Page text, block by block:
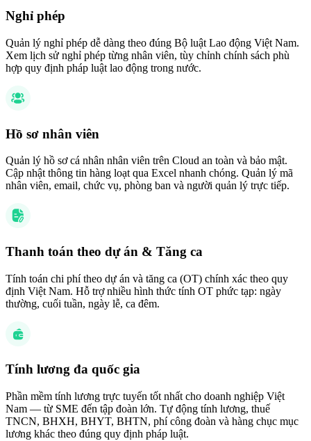
Nghỉ phép
Quản lý nghỉ phép dễ dàng theo đúng Bộ luật Lao động Việt Nam.
Xem lịch sử nghỉ phép từng nhân viên, tùy chỉnh chính sách phù
hợp quy định pháp luật lao động trong nước.
Hồ sơ nhân viên
Quản lý hồ sơ cá nhân nhân viên trên Cloud an toàn và bảo mật.
Cập nhật thông tin hàng loạt qua Excel nhanh chóng. Quản lý mã
nhân viên, email, chức vụ, phòng ban và người quản lý trực tiếp.
Thanh toán theo dự án & Tăng ca
Tính toán chi phí theo dự án và tăng ca (OT) chính xác theo quy
định Việt Nam. Hỗ trợ nhiều hình thức tính OT phức tạp: ngày
thường, cuối tuần, ngày lễ, ca đêm.
Tính lương đa quốc gia
Phần mềm tính lương trực tuyến tốt nhất cho doanh nghiệp Việt
Nam — từ SME đến tập đoàn lớn. Tự động tính lương, thuế
TNCN, BHXH, BHYT, BHTN, phí công đoàn và hàng chục mục
lương khác theo đúng quy định pháp luật.